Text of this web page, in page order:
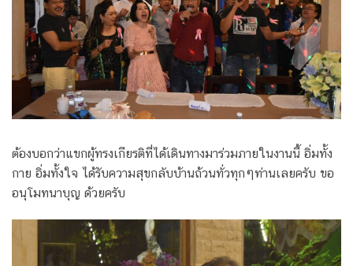
ต้องบอกว่าแขกผู้ทรงเกียรติที่ได้เดินทางมาร่วมภายในงานนี้ อิ่มทั้ง
กาย อิ่มทั้งใจ ได้รับความสุขกลับบ้านถ้วนทั่วทุกๆท่านเลยครับ ขอ
อนุโมทนาบุญ ด้วยครับ